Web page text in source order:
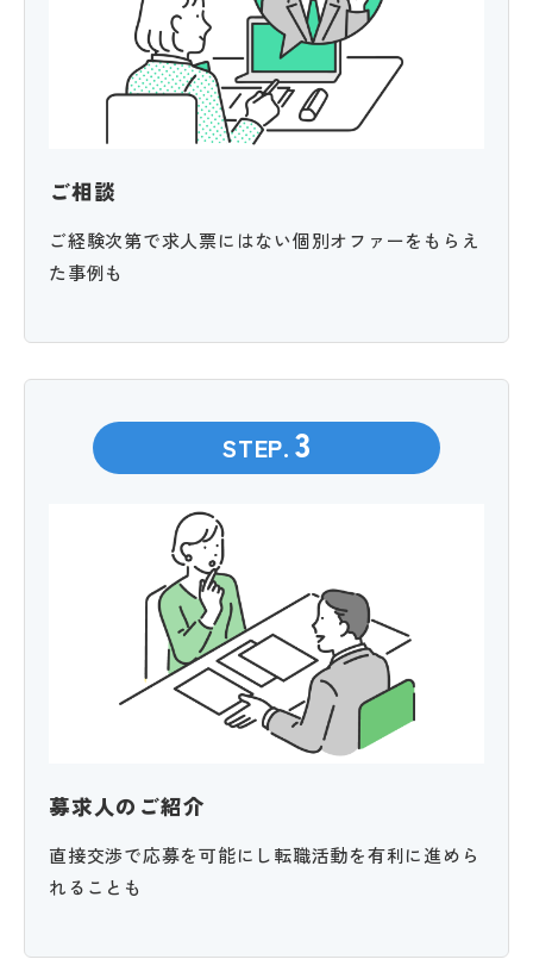
ご相談
ご経験次第で求人票にはない個別オファーをもらえ
た事例も
STEP. 3
募求人のご紹介
直接交渉で応募を可能にし転職活動を有利に進めら
れることも